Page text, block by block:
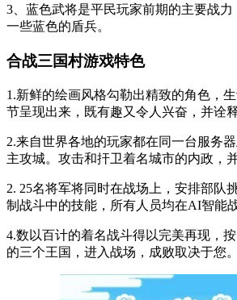
3、蓝色武将是平民玩家前期的主要战
一些蓝色的盾兵。
合战三国村游戏特色
1.新鲜的绘画风格勾勒出精致的角色，
节呈现出来，既有趣又令人兴奋，并诠
2.来自世界各地的玩家都在同一台服务
主攻城。攻击和扞卫着名城市的内政，
2. 25名将军将同时在战场上，安排部队
制战斗中的技能，所有人员均在AI智能
4.数以百计的着名战斗得以完美再现，
的三个王国，进入战场，成败取决于您。